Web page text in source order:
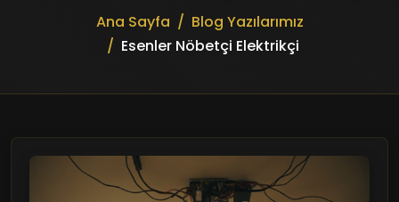
Ana Sayfa
Blog Yazılarımız
Esenler Nöbetçi Elektrikçi